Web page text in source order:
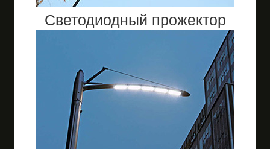
Светодиодный прожектор